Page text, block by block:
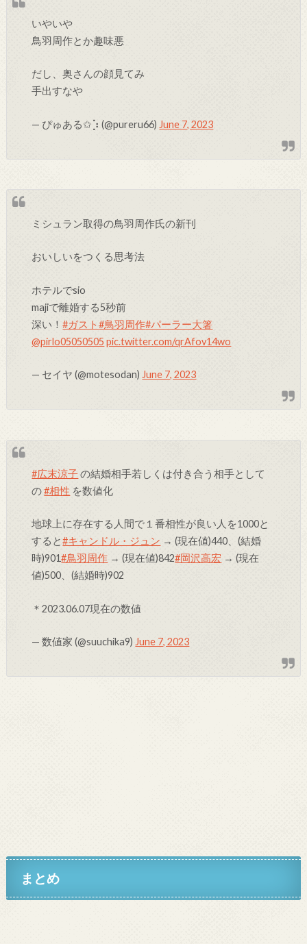
いやいや
鳥羽周作とか趣味悪
だし、奥さんの顔見てみ
手出すなや
— ぴゅある✩⡱ (@pureru66) June 7, 2023
ミシュラン取得の鳥羽周作氏の新刊
おいしいをつくる思考法
ホテルでsio
majiで離婚する5秒前
深い！#ガスト#鳥羽周作#パーラー大箸
@pirlo05050505 pic.twitter.com/qrAfov14wo
— セイヤ (@motesodan) June 7, 2023
#広末涼子の結婚相手若しくは付き合う相手として
の#相性 を数値化
地球上に存在する人間で１番相性が良い人を1000と
すると#キャンドル・ジュン → (現在値)440、(結婚
時)901#鳥羽周作 → (現在値)842#岡沢高宏 → (現在
値)500、(結婚時)902
＊2023.06.07現在の数値
— 数値家 (@suuchika9) June 7, 2023
まとめ